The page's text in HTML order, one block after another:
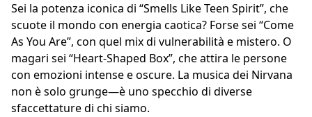
Sei la potenza iconica di “Smells Like Teen Spirit”, che
scuote il mondo con energia caotica? Forse sei “Come
As You Are”, con quel mix di vulnerabilità e mistero. O
magari sei “Heart-Shaped Box”, che attira le persone
con emozioni intense e oscure. La musica dei Nirvana
non è solo grunge—è uno specchio di diverse
sfaccettature di chi siamo.